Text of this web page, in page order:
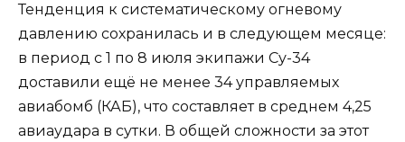
Тенденция к систематическому огневому
давлению сохранилась и в следующем месяце:
в период с 1 по 8 июля экипажи Су-34
доставили ещё не менее 34 управляемых
авиабомб (КАБ), что составляет в среднем 4,25
авиаудара в сутки. В общей сложности за этот